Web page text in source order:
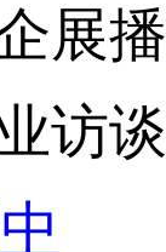
展播
访谈